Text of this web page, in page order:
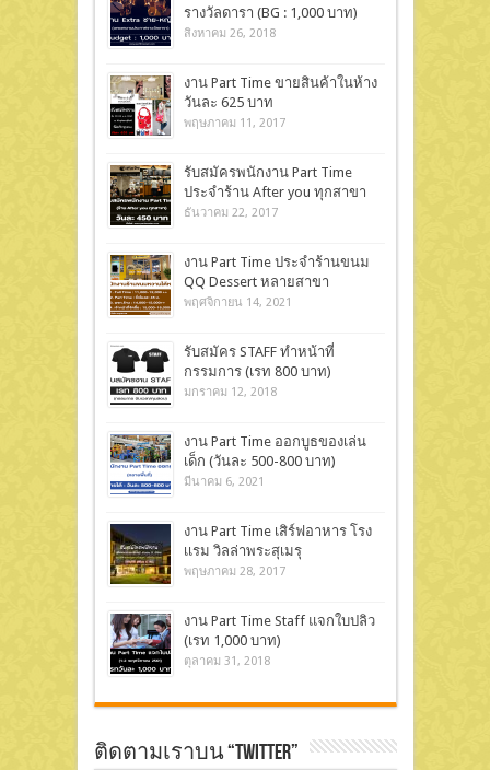
รางวัลดารา (BG : 1,000 บาท)
สิงหาคม 26, 2018
งาน Part Time ขายสินค้าในห้าง
วันละ 625 บาท
พฤษภาคม 11, 2017
รับสมัครพนักงาน Part Time
ประจำร้าน After you ทุกสาขา
ธันวาคม 22, 2017
งาน Part Time ประจำร้านขนม
QQ Dessert หลายสาขา
พฤศจิกายน 14, 2021
รับสมัคร STAFF ทำหน้าที่
กรรมการ (เรท 800 บาท)
มกราคม 12, 2018
งาน Part Time ออกบูธของเล่น
เด็ก (วันละ 500-800 บาท)
มีนาคม 6, 2021
งาน Part Time เสิร์ฟอาหาร โรง
เเรม วิลล่าพระสุเมรุ
พฤษภาคม 28, 2017
งาน Part Time Staff แจกใบปลิว
(เรท 1,000 บาท)
ตุลาคม 31, 2018
ติดตามเราบน “Twitter”